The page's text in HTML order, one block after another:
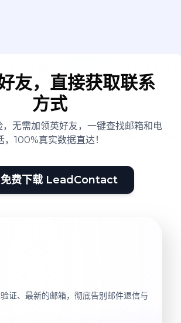
友，直接获取联系
方式
无需加领英好友，一键查找邮箱和电
，100%真实数据直达！
免费下载 LeadContact
证、最新的邮箱，彻底告别邮件退信与